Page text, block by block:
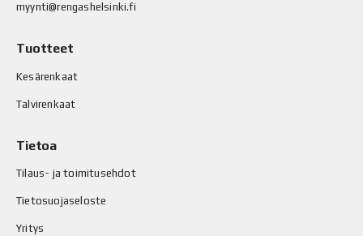
myynti@rengashelsinki.fi
Tuotteet
Kesärenkaat
Talvirenkaat
Tietoa
Tilaus- ja toimitusehdot
Tietosuojaseloste
Yritys